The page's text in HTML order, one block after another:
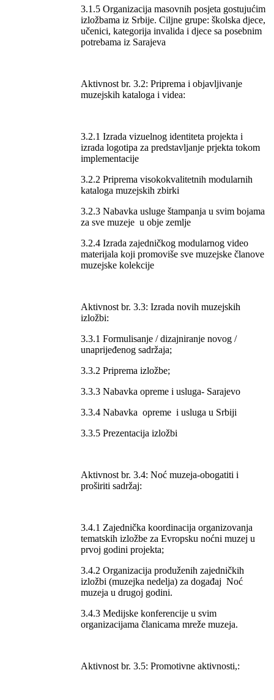
3.1.5 Organizacija masovnih posjeta gostujućim
izložbama iz Srbije. Ciljne grupe: školska djece,
učenici, kategorija invalida i djece sa posebnim
potrebama iz Sarajeva
Aktivnost br. 3.2: Priprema i objavljivanje
muzejskih kataloga i videa:
3.2.1 Izrada vizuelnog identiteta projekta i
izrada logotipa za predstavljanje prjekta tokom
implementacije
3.2.2 Priprema visokokvalitetnih modularnih
kataloga muzejskih zbirki
3.2.3 Nabavka usluge štampanja u svim bojama
za sve muzeje u obje zemlje
3.2.4 Izrada zajedničkog modularnog video
materijala koji promoviše sve muzejske članove
muzejske kolekcije
Aktivnost br. 3.3: Izrada novih muzejskih
izložbi:
3.3.1 Formulisanje / dizajniranje novog /
unaprijeđenog sadržaja;
3.3.2 Priprema izložbe;
3.3.3 Nabavka opreme i usluga- Sarajevo
3.3.4 Nabavka opreme i usluga u Srbiji
3.3.5 Prezentacija izložbi
Aktivnost br. 3.4: Noć muzeja-obogatiti i
proširiti sadržaj:
3.4.1 Zajednička koordinacija organizovanja
tematskih izložbe za Evropsku noćni muzej u
prvoj godini projekta;
3.4.2 Organizacija produženih zajedničkih
izložbi (muzejka nedelja) za događaj Noć
muzeja u drugoj godini.
3.4.3 Medijske konferencije u svim
organizacijama članicama mreže muzeja.
Aktivnost br. 3.5: Promotivne aktivnosti,: